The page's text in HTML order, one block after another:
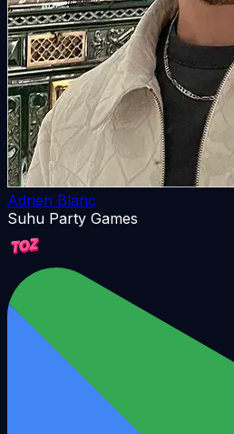
Adrien Blanc
Suhu Party Games